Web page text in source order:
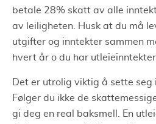
betale 28% skatt av alle
av leiligheten. Husk at du må
utgifter og inntekter sammen
hvert år o du har utleieinntekter.
Det er utrolig viktig å sette seg
Følger du ikke de
gi deg en real baksmell. En